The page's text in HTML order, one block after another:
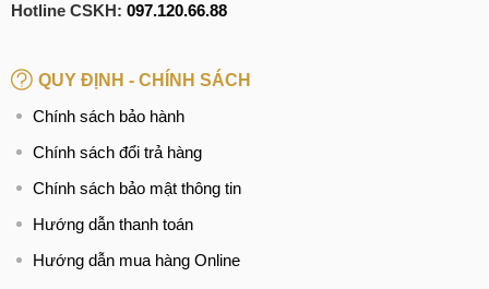
Hotline CSKH: 097.120.66.88
QUY ĐỊNH - CHÍNH SÁCH
Chính sách bảo hành
Chính sách đổi trả hàng
Chính sách bảo mật thông tin
Hướng dẫn thanh toán
Hướng dẫn mua hàng Online